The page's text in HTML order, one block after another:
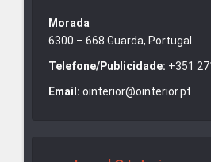
Morada
6300 – 668 Guarda, Portugal
Telefone/Publicidade: +351
Email: ointerior@ointerior.pt